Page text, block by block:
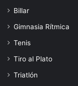
Billar
Gimnasia Rítmica
Tenis
Tiro al Plato
Triatlón